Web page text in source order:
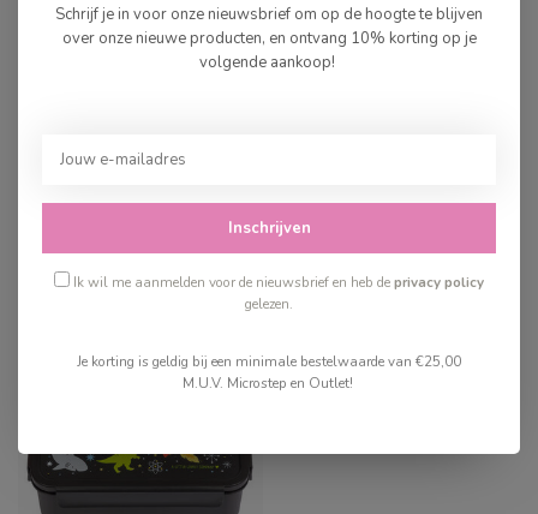
Op voorraad
€10,99
Op voorraad
Recent bekeken
Schrijf je in voor onze nieuwsbrief om op de hoogte te blijven
over onze nieuwe producten, en ontvang 10% korting op je
volgende aankoop!
Inschrijven
Ik wil me aanmelden voor de nieuwsbrief en heb deprivacy policy
gelezen.
Je korting is geldig bij een minimale bestelwaarde van €25,00
M.U.V. Microstep en Outlet!